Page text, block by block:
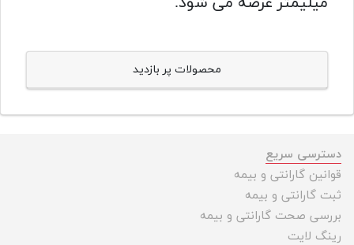
محصولات پر بازدید
دسترسی سریع
قوانین گارانتی و بیمه
ثبت گارانتی و بیمه
بررسی صحت گارانتی و بیمه
رینگ لایت